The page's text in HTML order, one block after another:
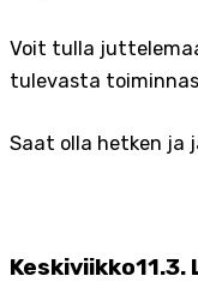
Voit tulla
tulevasta
Saat olla hetken ja